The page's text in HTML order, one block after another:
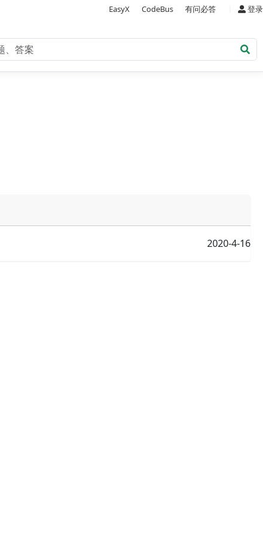
EasyX CodeBus 有问必答 登录
2020-4-16